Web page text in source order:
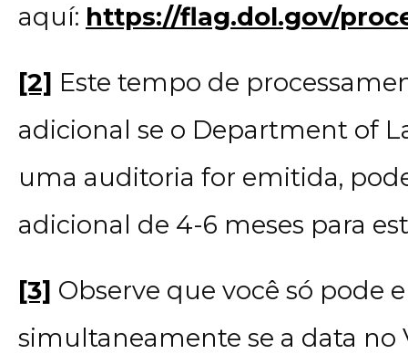
aquí: https://flag.dol.gov/
[2] Este tempo de
adicional se o Department of
uma auditoria for emitida,
adicional de 4-6 meses para
[3] Observe que você só pode
simultaneamente se a data no